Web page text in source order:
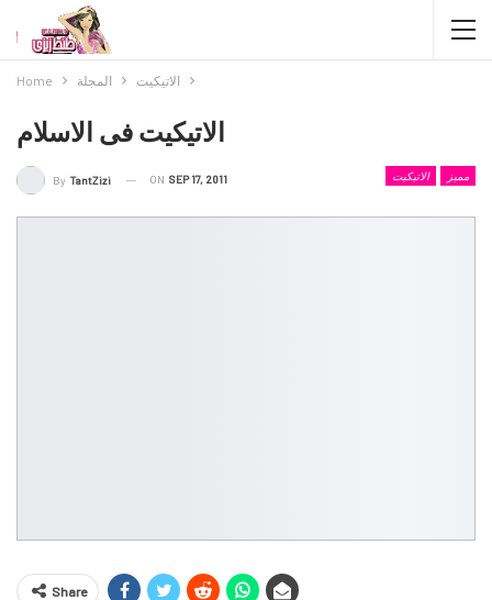
Home المجلة الاتيكيت
الاتيكيت فى الاسلام
الاتيكيت مميز By TantZizi ON SEP 17, 2011
Share